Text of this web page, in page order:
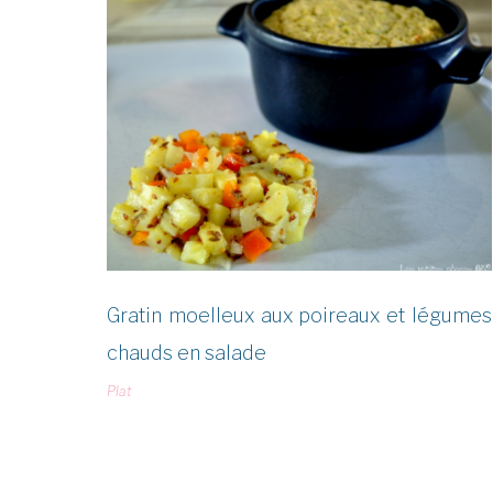
Mes
assiettes
gourmandes
Gratin moelleux aux poireaux et légumes
chauds en salade
Plat